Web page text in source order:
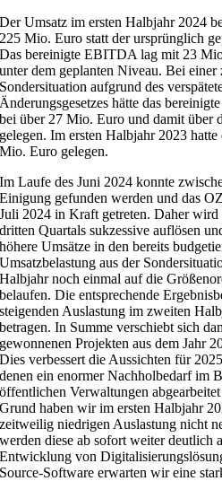
Der Umsatz im ersten Halbjahr 2024
225 Mio. Euro statt der ursprünglich
Das bereinigte EBITDA lag mit 23
unter dem geplanten Niveau. Bei
Sondersituation aufgrund des
Änderungsgesetzes hätte das
bei über 27 Mio. Euro und damit über
gelegen. Im ersten Halbjahr 2023
Mio. Euro gelegen.
Im Laufe des Juni 2024 konnte
Einigung gefunden werden und das
Juli 2024 in Kraft getreten. Daher
dritten Quartals sukzessive auflösen
höhere Umsätze in den bereits
Umsatzbelastung aus der
Halbjahr noch einmal auf die
belaufen. Die entsprechende
steigenden Auslastung im zweiten
betragen. In Summe verschiebt sich
gewonnenen Projekten aus dem Jahr
Dies verbessert die Aussichten für
denen ein enormer Nachholbedarf im
öffentlichen Verwaltungen
Grund haben wir im ersten Halbjahr
zeitweilig niedrigen Auslastung nicht
werden diese ab sofort weiter deutlich
Entwicklung von
Source-Software erwarten wir eine